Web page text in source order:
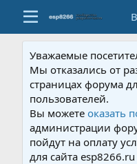
Уважаемые
Мы отказались от
страницах форума
пользователей.
Вы можетеоказать
администрации
пойдут на оплату
для сайта esp8266.ru